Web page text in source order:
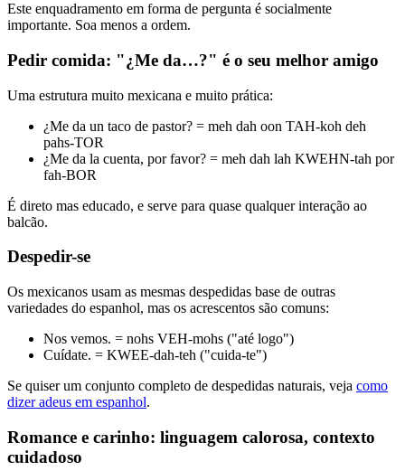
Este enquadramento em forma de pergunta é socialmente
importante. Soa menos a ordem.
Pedir comida: "¿Me da…?" é o seu melhor amigo
Uma estrutura muito mexicana e muito prática:
¿Me da un taco de pastor? = meh dah oon TAH-koh deh
pahs-TOR
¿Me da la cuenta, por favor? = meh dah lah KWEHN-tah por
fah-BOR
É direto mas educado, e serve para quase qualquer interação ao
balcão.
Despedir-se
Os mexicanos usam as mesmas despedidas base de outras
variedades do espanhol, mas os acrescentos são comuns:
Nos vemos. = nohs VEH-mohs ("até logo")
Cuídate. = KWEE-dah-teh ("cuida-te")
Se quiser um conjunto completo de despedidas naturais, veja como
dizer adeus em espanhol.
Romance e carinho: linguagem calorosa, contexto
cuidadoso